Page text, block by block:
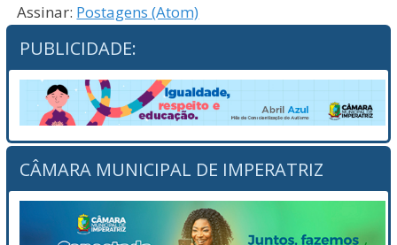
Assinar: Postagens (Atom)
PUBLICIDADE:
CÂMARA MUNICIPAL DE IMPERATRIZ